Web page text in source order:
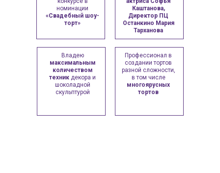
Каштанова,
Директор ПЦ
Останкино Мария
Тарханова
Профессионал в
создании тортов
разной сложности,
в том числе
многоярусных
тортов
Владею
максимальным
количеством
техник декора и
шоколадной
скульптурой
номинации
«Свадебный шоу-
торт»